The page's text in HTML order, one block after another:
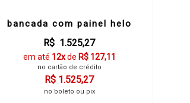
bancada com painel helo
R$ 1.525,27
em até 12xde R$ 127,11
no cartão de crédito
R$ 1.525,27
no boleto ou pix